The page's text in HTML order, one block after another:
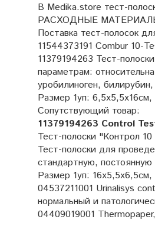
В Medika.store тест-
РАСХОДНЫЕ
Поставка тест-полосок
11544373191 Combur 10-
11379194263 Тест-
параметрам:
уробилиноген,
Размер 1уп: 6,5х5,5х16см,
Сопутствующий товар:
11379194263 Control
Тест-полоски "Контрол
Тест-полоски для
стандартную,
Размер 1уп: 16х5,5х6,5см,
04537211001 Urinalisys
нормальный и
04409019001